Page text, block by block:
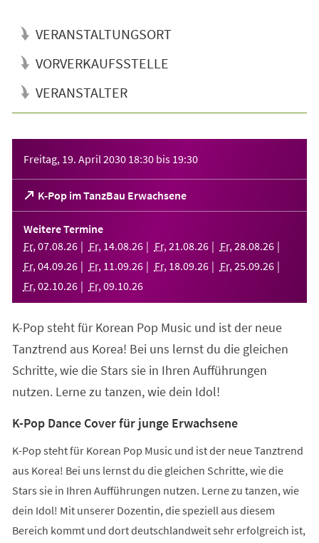
VERANSTALTUNGSORT
VORVERKAUFSSTELLE
VERANSTALTER
Freitag, 19. April 2030 18:30 bis 19:30
K-Pop im TanzBau Erwachsene
(Öffnet
in
einem
neuen
Tab)
Weitere Termine
Fr, 07.08.26 Fr, 14.08.26 Fr, 21 .08.26 Fr, 28.08.26
Fr, 04.09.26 Fr, 11 .09.26 Fr, 18.09.26 Fr, 25.09.26
Fr, 02.10.26 Fr, 09.10.26
K-Pop steht für Korean Pop Music und ist der neue
Tanztrend aus Korea! Bei uns lernst du die gleichen
Schritte, wie die Stars sie in Ihren Aufführungen
nutzen. Lerne zu tanzen, wie dein Idol!
K-Pop Dance Cover für junge Erwachsene
K-Pop steht für Korean Pop Music und ist der neue Tanztrend
aus Korea! Bei uns lernst du die gleichen Schritte, wie die
Stars sie in Ihren Aufführungen nutzen. Lerne zu tanzen, wie
dein Idol! Mit unserer Dozentin, die speziell aus diesem
Bereich kommt und dort deutschlandweit sehr erfolgreich ist,